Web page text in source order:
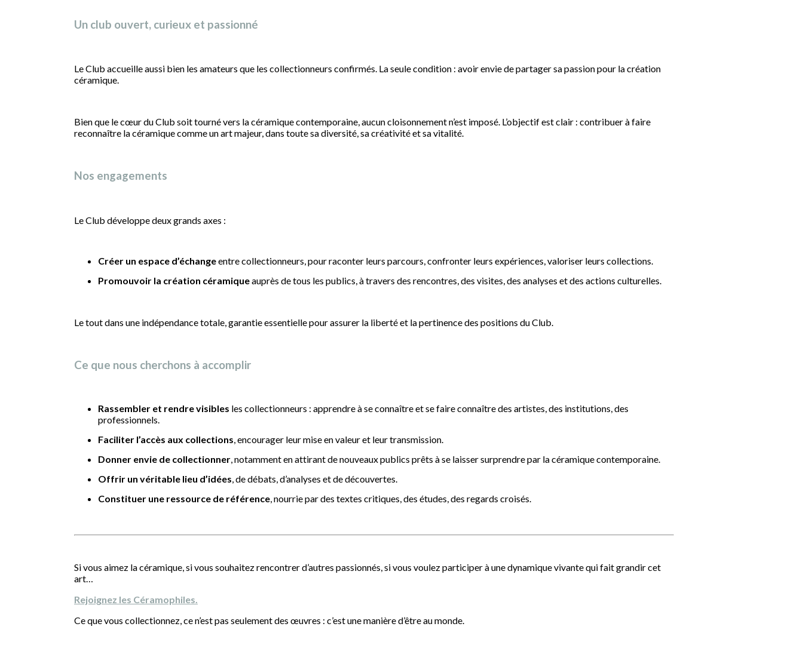
Un club ouvert, curieux et passionné
Le Club accueille aussi bien les amateurs que les collectionneurs confirmés. La seule condition : avoir envie de partager sa passion pour la création
céramique.
Bien que le cœur du Club soit tourné vers la céramique contemporaine, aucun cloisonnement n’est imposé. L’objectif est clair : contribuer à faire
reconnaître la céramique comme un art majeur, dans toute sa diversité, sa créativité et sa vitalité.
Nos engagements
Le Club développe deux grands axes :
Créer un espace d’échangeentre collectionneurs, pour raconter leurs parcours, confronter leurs expériences, valoriser leurs collections.
Promouvoir la création céramiqueauprès de tous les publics, à travers des rencontres, des visites, des analyses et des actions culturelles.
Le tout dans une indépendance totale, garantie essentielle pour assurer la liberté et la pertinence des positions du Club.
Ce que nous cherchons à accomplir
Rassembler et rendre visibles les collectionneurs : apprendre à se connaître et se faire connaître des artistes, des institutions, des
professionnels.
Faciliter l’accès aux collections, encourager leur mise en valeur et leur transmission.
Donner envie de collectionner, notamment en attirant de nouveaux publics prêts à se laisser surprendre par la céramique contemporaine.
Offrir un véritable lieu d’idées, de débats, d’analyses et de découvertes.
Constituer une ressource de référence, nourrie par des textes critiques, des études, des regards croisés.
Si vous aimez la céramique, si vous souhaitez rencontrer d’autres passionnés, si vous voulez participer à une dynamique vivante qui fait grandir cet
art…
Rejoignez les Céramophiles.
Ce que vous collectionnez, ce n’est pas seulement des œuvres : c’est une manière d’être au monde.